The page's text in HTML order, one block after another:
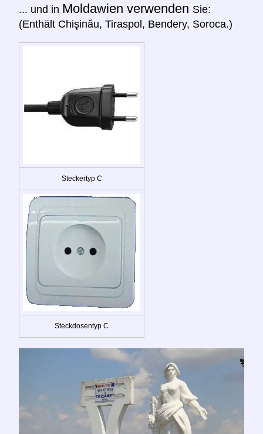
... und in Moldawien verwenden Sie:
(Enthält Chişinău, Tiraspol, Bendery, Soroca.)
Steckertyp C
Steckdosentyp C